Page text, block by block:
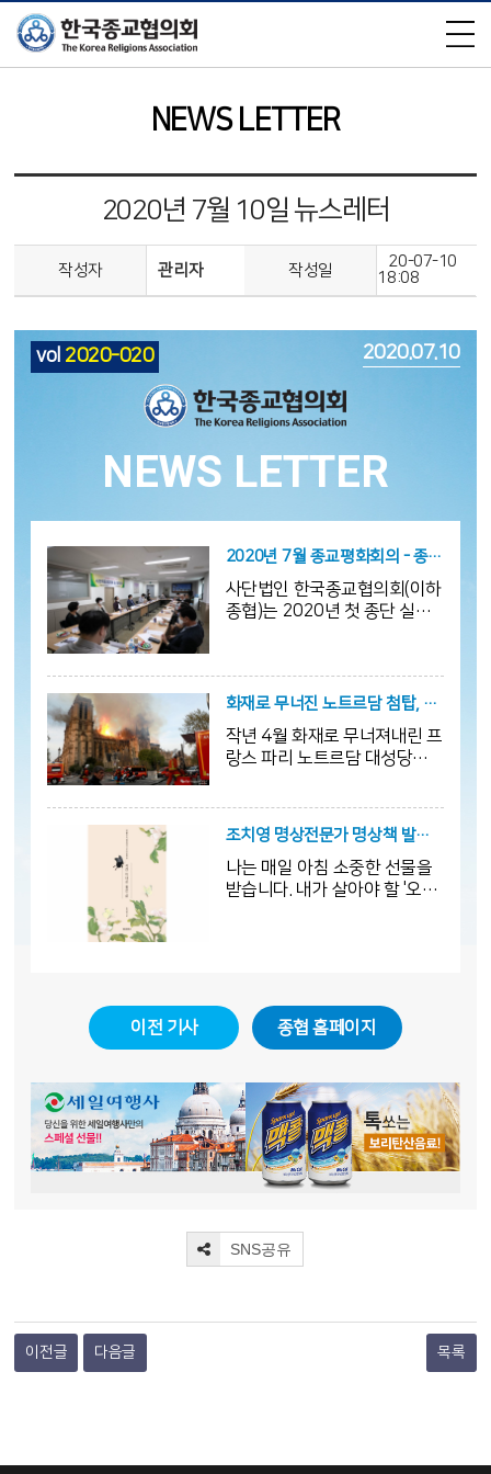
×
NEWS LETTER
2020년 7월 10일 뉴스레터
작성자 관리자 작성일
20-07-10
18:08
vol 2020-020 2020.07.10
NEWS LETTER
2020년 7월 종교평화회의 - 종단실무자들 모여 하반기 활동논의 -
사단법인 한국종교협의회(이하
종협)는 2020년 첫 종단 실무
기독교, 불교, 천도교, 대종교,
수은교 등의 15명의 실무자들
활동 방안과 지속되는 펜데믹
으로 인한 종교단체의 실상을
을 논의하였다. 종단의 실무자
들은 정부의 방역 지침을 준수
과 비대면 종교교육에 대해서
의견을 나누었다.
화재로 무너진 노트르담 첨탑, 원형 그대로 복원한다.
작년 4월 화재로 무너져내린 프
랑스 파리 노트르담 대성당의
제궁은 9일(현지시간) 노트르
담 재건공사의 책임 건축가가
첨탑을 원형 그대로 복원하겠
다고 보고한 내용을 에마뉘엘
조치영 명상전문가 명상책 발간 - 지금 이대로 좋은 삶
나는 매일 아침 소중한 선물을
받습니다. 내가 살아야 할 '오
책의 앞부분을 열어가는 저자
의 말이 소박하면서도 뭉클한
나면 동녘에 떠오르는 태양을
향해 두 손을 모은단다. 그리고
머리 숙여 이렇게 기도한다.
이전 기사 종협 홈페이지
SNS공유
이전글 다음글 목록